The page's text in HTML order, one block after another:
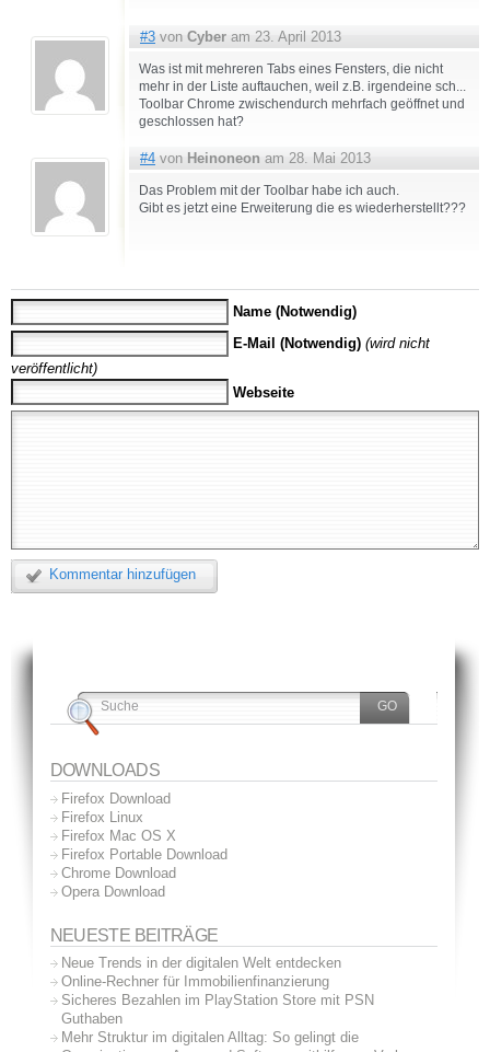
#3 von Cyber am 23. April 2013
Was ist mit mehreren Tabs eines Fensters, die nicht
mehr in der Liste auftauchen, weil z.B. irgendeine sch...
Toolbar Chrome zwischendurch mehrfach geöffnet und
geschlossen hat?
#4 von Heinoneon am 28. Mai 2013
Das Problem mit der Toolbar habe ich auch.
Gibt es jetzt eine Erweiterung die es wiederherstellt???
Name (Notwendig)
E-Mail (Notwendig) (wird nicht
veröffentlicht)
Webseite
Kommentar hinzufügen
DOWNLOADS
Firefox Download
Firefox Linux
Firefox Mac OS X
Firefox Portable Download
Chrome Download
Opera Download
NEUESTE BEITRÄGE
Neue Trends in der digitalen Welt entdecken
Online-Rechner für Immobilienfinanzierung
Sicheres Bezahlen im PlayStation Store mit PSN
Guthaben
Mehr Struktur im digitalen Alltag: So gelingt die